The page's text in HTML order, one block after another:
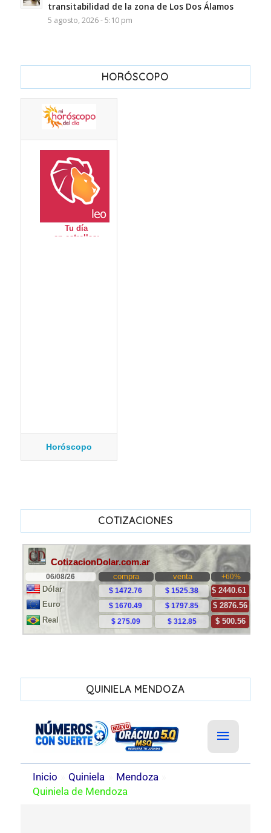
transitabilidad de la zona de Los Dos Álamos
5 agosto, 2026 - 5:10 pm
HORÓSCOPO
Horóscopo
COTIZACIONES
QUINIELA MENDOZA